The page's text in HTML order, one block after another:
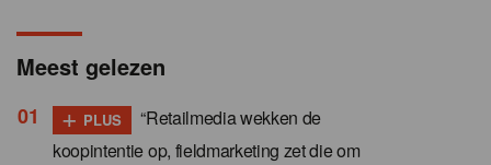
Meest gelezen
+ PLUS
“Retailmedia wekken de
koopintentie op, fieldmarketing zet die om